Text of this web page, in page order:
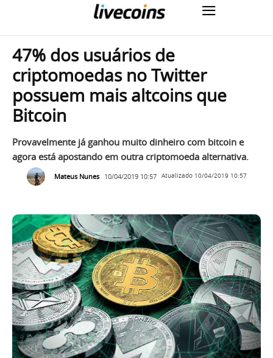
47% dos usuários de
criptomoedas no Twitter
possuem mais altcoins que
Bitcoin
Provavelmente já ganhou muito dinheiro com bitcoin e
agora está apostando em outra criptomoeda alternativa.
Mateus Nunes 10/04/2019 10:57 Atualizado 10/04/2019 10:57